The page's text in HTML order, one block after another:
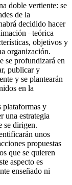
doble vertiente: se
de la
decidido hacer
–teórica
objetivos y
organización.
se profundizará en
publicar y
y se plantearán
en la
plataformas y
una estrategia
se dirigen.
unos
propuestas
que se quieren
aspecto es
enseñado ni